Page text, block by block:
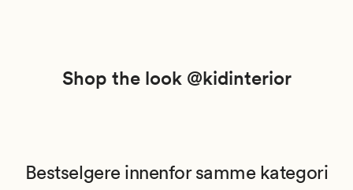
Shop the look @kidinterior
Bestselgere innenfor samme kategori